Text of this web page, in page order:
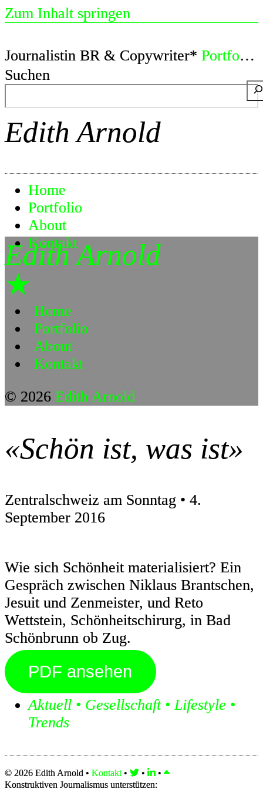
Zum Inhalt springen
Journalistin BR & Copywriter* Portfolio
Suchen
Edith Arnold
Home
Portfolio
About
Kontakt
★
Edith Arnold
Home
Portfolio
About
Kontakt
© 2026 Edith Arnold
«Schön ist, was ist»
Zentralschweiz am Sonntag • 4.
September 2016
Wie sich Schönheit materialisiert? Ein
Gespräch zwischen Niklaus Brantschen,
Jesuit und Zenmeister, und Reto
Wettstein, Schönheitschirurg, in Bad
Schönbrunn ob Zug.
PDF ansehen
Aktuell • Gesellschaft•Lifestyle •
Trends
© 2026 Edith Arnold • Kontakt• •
•
Konstruktiven Journalismus unterstützen: